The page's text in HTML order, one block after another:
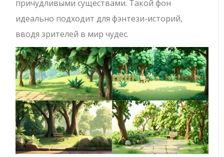
причудливыми существами. Такой фон
идеально подходит для фэнтези-историй,
вводя зрителей в мир чудес.